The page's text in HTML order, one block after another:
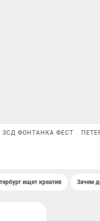
ЗСД ФОНТАНКА ФЕСТ
ищет креатив Зачем